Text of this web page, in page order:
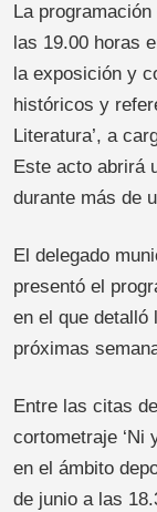
La
las 19.00 horas
la exposición y
históricos y
Literatura’, a
Este acto abrirá
durante más de
El delegado
presentó el
en el que
próximas
Entre las citas
cortometraje ‘Ni
en el ámbito
de junio a las